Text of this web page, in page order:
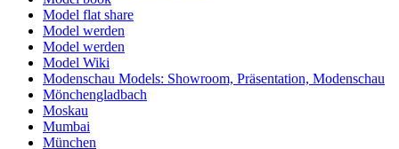
Model flat share
Model werden
Model werden
Model Wiki
Modenschau Models: Showroom, Präsentation, Modenschau
Mönchengladbach
Moskau
Mumbai
München